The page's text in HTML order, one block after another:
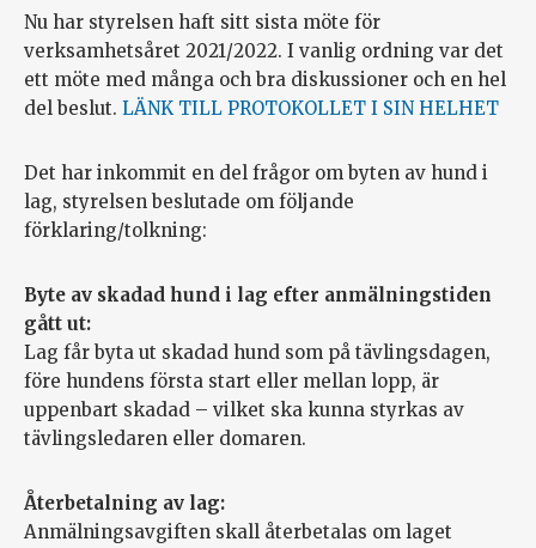
Nu har styrelsen haft sitt sista möte för
verksamhetsåret 2021/2022. I vanlig ordning var det
ett möte med många och bra diskussioner och en hel
del beslut. LÄNK TILL PROTOKOLLET I SIN HELHET
Det har inkommit en del frågor om byten av hund i
lag, styrelsen beslutade om följande
förklaring/tolkning:
Byte av skadad hund i lag efter anmälningstiden
gått ut:
Lag får byta ut skadad hund som på tävlingsdagen,
före hundens första start eller mellan lopp, är
uppenbart skadad – vilket ska kunna styrkas av
tävlingsledaren eller domaren.
Återbetalning av lag:
Anmälningsavgiften skall återbetalas om laget